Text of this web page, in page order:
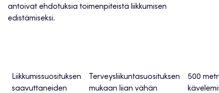
antoivat ehdotuksia toimenpiteistä liikkumisen
edistämiseksi.
Liikkumissuosituksen
saavuttaneiden
Terveysliikuntasuosituksen
mukaan liian vähän
500